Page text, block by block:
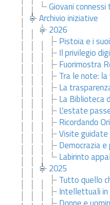
Giovani
Archivio iniziative
2026
Pistoia e i
Il privilegio
Fuorimostra
Tra le note:
La
La Biblioteca
L'estate
Ricordando
Visite guidate
Democrazia
Labirinto
2025
Tutto quello
Intellettuali